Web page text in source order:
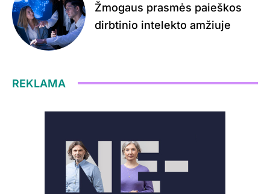
Žmogaus prasmės paieškos
dirbtinio intelekto amžiuje
REKLAMA